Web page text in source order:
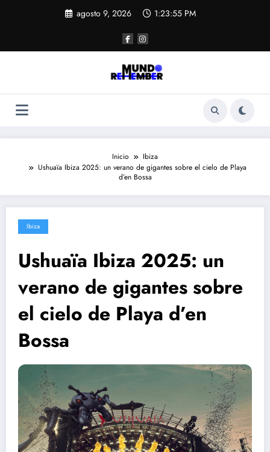
agosto 9, 2026 1:23:56 PM
Inicio
Ibiza
Ushuaïa Ibiza 2025: un verano de gigantes sobre el cielo de Playa
d’en Bossa
Ibiza
Ushuaïa Ibiza 2025: un
verano de gigantes sobre
el cielo de Playa d’en
Bossa